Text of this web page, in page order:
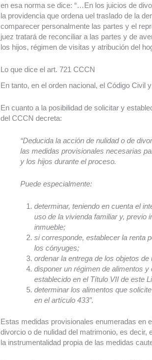
en esa norma se dice: “…En los juicios de
la providencia que ordena uel traslado de la
comparecer personalmente las partes y el
juez tratará de reconciliar a las partes y de
los hijos, régimen de visitas y atribución del
Lo que dice el art. 721 CCCN
En tanto, en el orden nacional, el Código Civil
En cuanto a la posibilidad de solicitar y
del CCCN decreta:
“Deducida la acción de nulidad o de
las medidas provisionales necesarias
y los hijos durante el proceso.
Puede especialmente:
determinar, teniendo en cuenta el
uso de la vivienda familiar y, previo
inmueble;
si corresponde, establecer la renta
los cónyuges;
ordenar la entrega de los objetos de
disponer un régimen de alimentos
establecido en el Título VII de este
determinar los alimentos que
en el artículo 433”.
Estas medidas provisionales enumeradas en
divorcio o de nulidad del matrimonio, es
la instrumentalidad propia de las medidas